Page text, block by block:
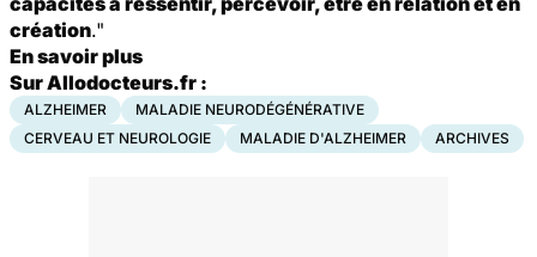
création."
En savoir plus
Sur Allodocteurs.fr :
ALZHEIMER
MALADIE NEURODÉGÉNÉRATIVE
CERVEAU ET NEUROLOGIE
MALADIE D'ALZHEIMER ARCHIVES